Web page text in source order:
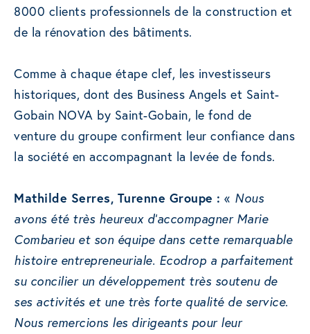
8000 clients professionnels de la construction et
de la rénovation des bâtiments.
Comme à chaque étape clef, les investisseurs
historiques, dont des Business Angels et Saint-
Gobain NOVA by Saint-Gobain, le fond de
venture du groupe confirment leur confiance dans
la société en accompagnant la levée de fonds.
Mathilde Serres, Turenne Groupe : « Nous
avons été très heureux d’accompagner Marie
Combarieu et son équipe dans cette remarquable
histoire entrepreneuriale. Ecodrop a parfaitement
su concilier un développement très soutenu de
ses activités et une très forte qualité de service.
Nous remercions les dirigeants pour leur